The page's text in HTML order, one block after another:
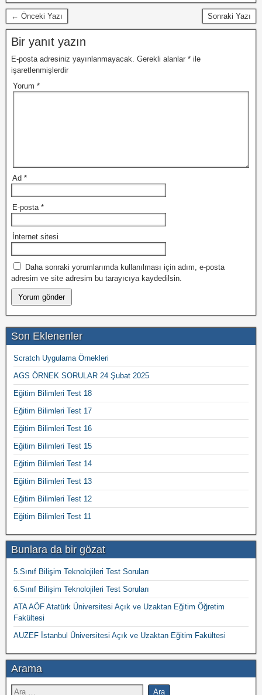
← Önceki Yazı Sonraki Yazı
Bir yanıt yazın
E-posta adresiniz yayınlanmayacak. Gerekli alanlar * ile
işaretlenmişlerdir
Yorum *
Ad *
E-posta *
İnternet sitesi
Daha sonraki yorumlarımda kullanılması için adım, e-posta
adresim ve site adresim bu tarayıcıya kaydedilsin.
Son Eklenenler
Scratch Uygulama Örnekleri
AGS ÖRNEK SORULAR 24 Şubat 2025
Eğitim Bilimleri Test 18
Eğitim Bilimleri Test 17
Eğitim Bilimleri Test 16
Eğitim Bilimleri Test 15
Eğitim Bilimleri Test 14
Eğitim Bilimleri Test 13
Eğitim Bilimleri Test 12
Eğitim Bilimleri Test 11
Bunlara da bir gözat
5.Sınıf Bilişim Teknolojileri Test Soruları
6.Sınıf Bilişim Teknolojileri Test Soruları
ATA AÖF Atatürk Üniversitesi Açık ve Uzaktan Eğitim Öğretim
Fakültesi
AUZEF İstanbul Üniversitesi Açık ve Uzaktan Eğitim Fakültesi
Arama